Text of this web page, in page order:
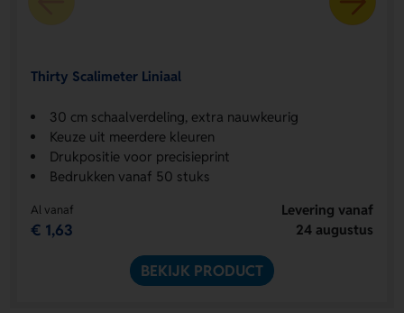
Thirty Scalimeter Liniaal
30 cm schaalverdeling, extra nauwkeurig
Keuze uit meerdere kleuren
Drukpositie voor precisieprint
Bedrukken vanaf 50 stuks
Al vanaf
€ 1,63
Levering vanaf
24 augustus
BEKIJK PRODUCT